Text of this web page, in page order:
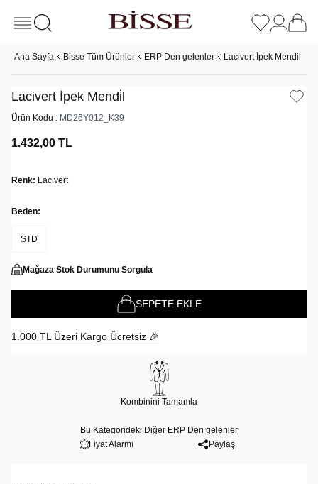
Ana Sayfa Bisse Tüm Ürünler ERP Den gelenler Lacivert İpek Mendi̇l
Lacivert İpek Mendi̇l
Ürün Kodu : MD26Y012_K39
1.432,00 TL
Renk: Lacivert
Beden:
STD
Mağaza Stok Durumunu Sorgula
SEPETE EKLE
1.000 TL Üzeri Kargo Ücretsiz 🎉
Kombinini Tamamla
Bu Kategorideki Diğer ERP Den gelenler
Fiyat Alarmı
Paylaş